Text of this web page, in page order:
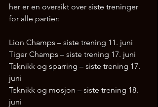
her er en oversikt over siste treninger
for alle partier:
Lion Champs – siste trening 11. juni
Tiger Champs – siste trening 17. juni
Teknikk og sparring – siste trening 17.
juni
Teknikk og mosjon – siste trening 18.
juni